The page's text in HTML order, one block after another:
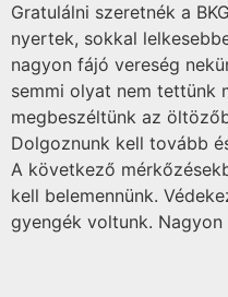
Gratulálni szeretnék a
nyertek, sokkal
nagyon fájó vereség
semmi olyat nem tettünk
megbeszéltünk az
Dolgoznunk kell tovább
A következő
kell belemennünk.
gyengék voltunk.